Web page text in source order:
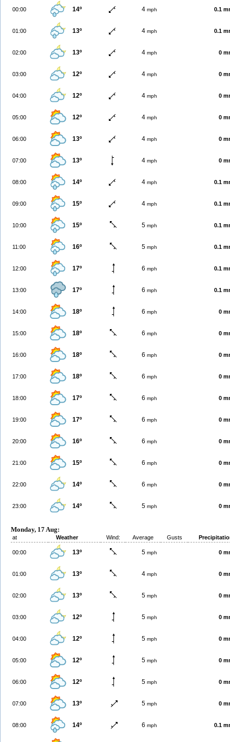
00:00 14º 4 mph 0.1
01:00 13º 4 mph 0.1
02:00 13º 4 mph 0
03:00 12º 4 mph 0
04:00 12º 4 mph 0
05:00 12º 4 mph 0
06:00 13º 4 mph 0
07:00 13º 4 mph 0
08:00 14º 4 mph 0.1
09:00 15º 4 mph 0.1
10:00 15º 5 mph 0.1
11:00 16º 5 mph 0.1
12:00 17º 6 mph 0.1
13:00 17º 6 mph 0.1
14:00 18º 6 mph 0
15:00 18º 6 mph 0
16:00 18º 6 mph 0
17:00 18º 6 mph 0
18:00 17º 6 mph 0
19:00 17º 6 mph 0
20:00 16º 6 mph 0
21:00 15º 6 mph 0
22:00 14º 6 mph 0
23:00 14º 5 mph 0
Monday, 17 Aug:
at Weather Wind: Average Gusts
00:00 13º 5 mph 0
01:00 13º 4 mph 0
02:00 13º 5 mph 0
03:00 12º 5 mph 0
04:00 12º 5 mph 0
05:00 12º 5 mph 0
06:00 12º 5 mph 0
07:00 13º 5 mph 0
08:00 14º 6 mph 0.1